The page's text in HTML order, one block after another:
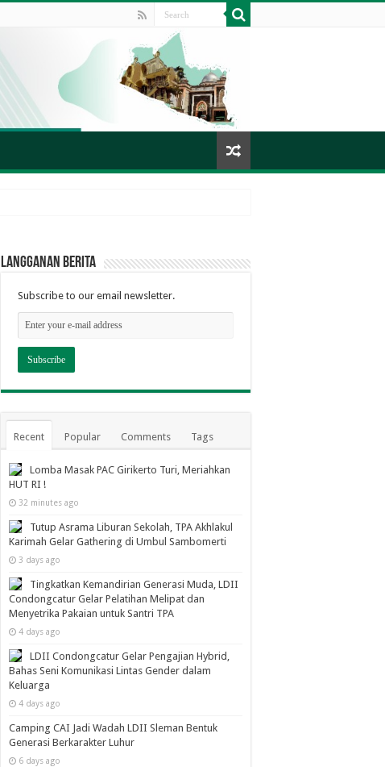
Langganan berita
Subscribe to our email newsletter.
Recent Popular Comments Tags
Lomba Masak PAC Girikerto Turi, Meriahkan
HUT RI !
32 minutes ago
Tutup Asrama Liburan Sekolah, TPA Akhlakul
Karimah Gelar Gathering di Umbul Sambomerti
3 days ago
Tingkatkan Kemandirian Generasi Muda, LDII
Condongcatur Gelar Pelatihan Melipat dan
Menyetrika Pakaian untuk Santri TPA
4 days ago
LDII Condongcatur Gelar Pengajian Hybrid,
Bahas Seni Komunikasi Lintas Gender dalam
Keluarga
4 days ago
Camping CAI Jadi Wadah LDII Sleman Bentuk
Generasi Berkarakter Luhur
6 days ago